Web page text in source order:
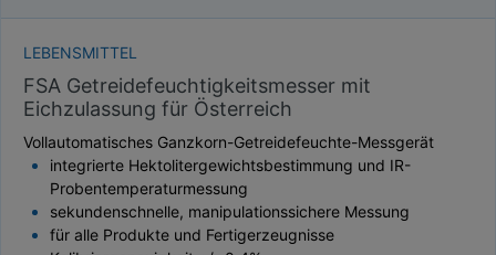
LEBENSMITTEL
FSA Getreidefeuchtigkeitsmesser mit
Eichzulassung für Österreich
Vollautomatisches Ganzkorn-Getreidefeuchte-Messgerät
integrierte Hektolitergewichtsbestimmung und IR-
Probentemperaturmessung
sekundenschnelle, manipulationssichere Messung
für alle Produkte und Fertigerzeugnisse